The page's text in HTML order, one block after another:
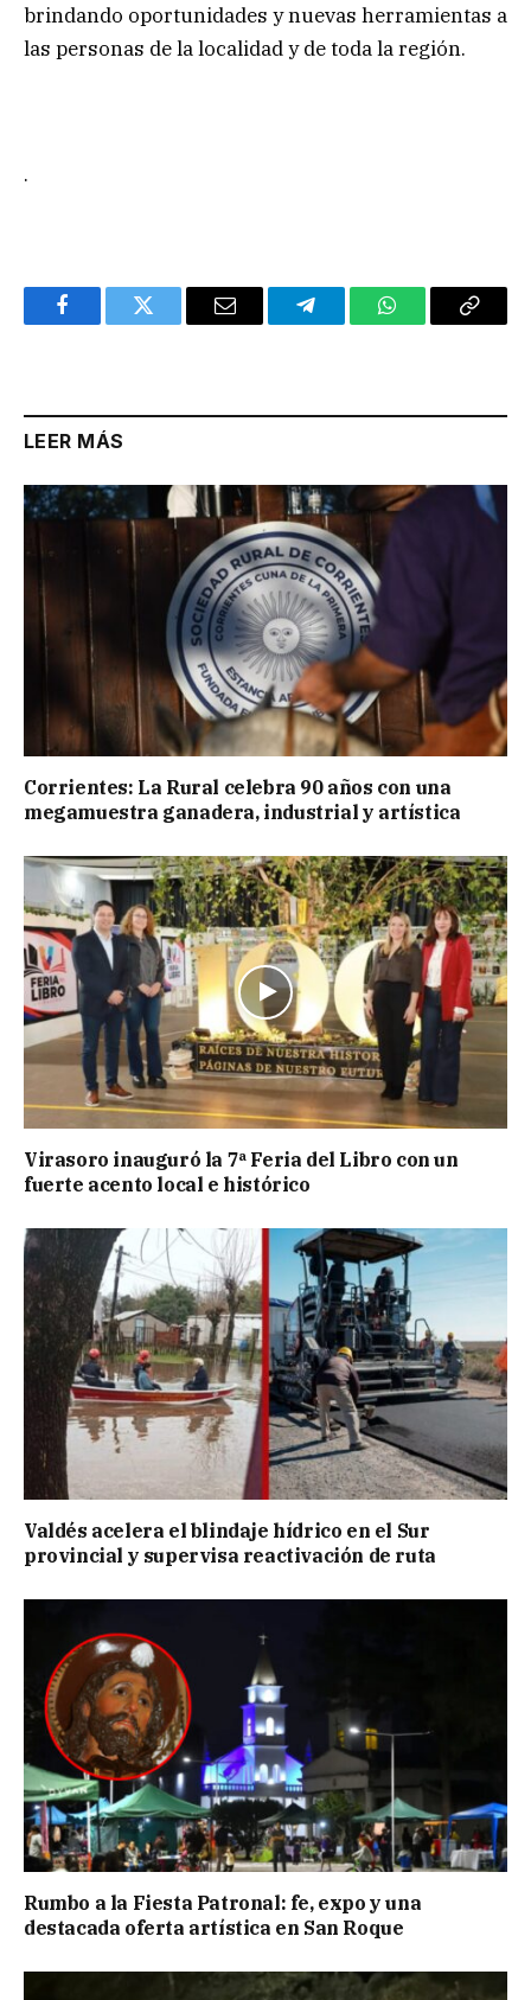
brindando oportunidades y nuevas herramientas a
las personas de la localidad y de toda la región.
.
FacebookTwitter Email TelegramWhatsAppCopy
LEER MÁS
Corrientes: La Rural celebra 90 años con una
megamuestra ganadera, industrial y artística
Virasoro inauguró la 7ª Feria del Libro con un
fuerte acento local e histórico
Valdés acelera el blindaje hídrico en el Sur
provincial y supervisa reactivación de ruta
Rumbo a la Fiesta Patronal: fe, expo y una
destacada oferta artística en San Roque